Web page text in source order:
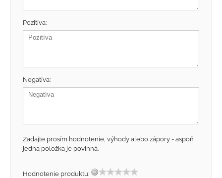
Pozitíva:
Negatíva:
Zadajte prosím hodnotenie, výhody alebo zápory - aspoň
jedna položka je povinná.
Hodnotenie produktu: